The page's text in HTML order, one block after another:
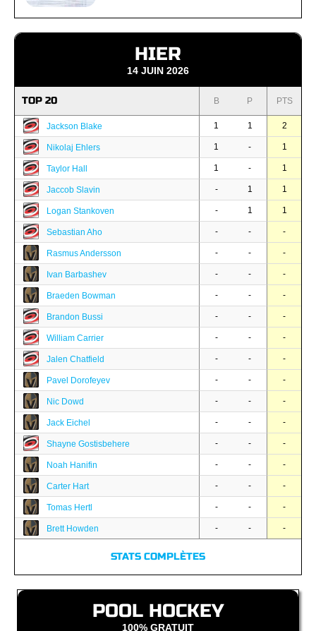
HIER
14 JUIN 2026
TOP 20 B P PTS
Jackson Blake 1 1 2
Nikolaj Ehlers 1 - 1
Taylor Hall 1 - 1
Jaccob Slavin - 1 1
Logan Stankoven - 1 1
Sebastian Aho - - -
Rasmus Andersson - - -
Ivan Barbashev - - -
Braeden Bowman - - -
Brandon Bussi - - -
William Carrier - - -
Jalen Chatfield - - -
Pavel Dorofeyev - - -
Nic Dowd - - -
Jack Eichel - - -
Shayne Gostisbehere - - -
Noah Hanifin - - -
Carter Hart - - -
Tomas Hertl - - -
Brett Howden - - -
STATS COMPLÈTES
POOL HOCKEY
100% GRATUIT